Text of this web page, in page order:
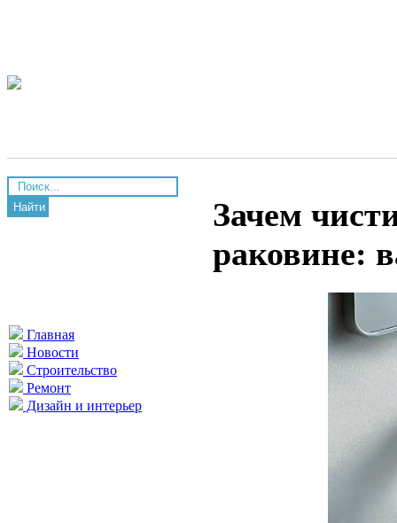
Найти
Главная
Новости
Строительство
Ремонт
Дизайн и интерьер
Зачем
раковине: